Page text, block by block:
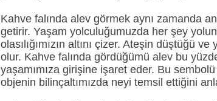
Kahve falında alev görmek aynı zamanda
getirir. Yaşam yolculuğumuzda her şey
olasılığımızın altını çizer. Ateşin düştüğü
olur. Kahve falında gördüğümü alev bu
yaşamımıza girişine işaret eder. Bu
objenin bilinçaltımızda neyi temsil ettiğini